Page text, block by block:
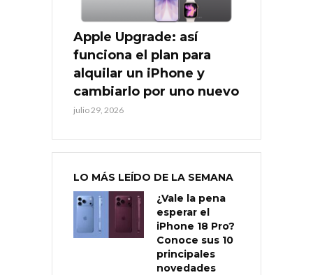
Apple Upgrade: así
funciona el plan para
alquilar un iPhone y
cambiarlo por uno nuevo
julio 29, 2026
LO MÁS LEÍDO DE LA SEMANA
¿Vale la pena
esperar el
iPhone 18 Pro?
Conoce sus 10
principales
novedades